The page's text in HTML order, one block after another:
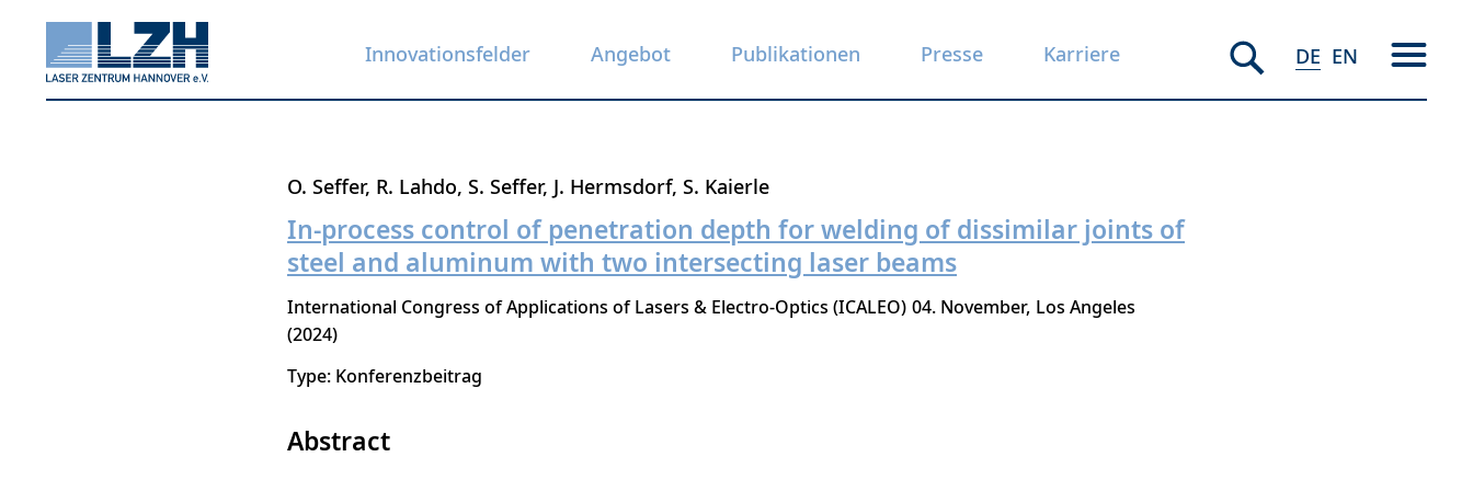
Innovationsfelder Angebot Publikationen Presse Karriere DE EN
O. Seffer R. Lahdo S. Seffer J. Hermsdorf S. Kaierle
In-process control of penetration depth for welding of dissimilar joints of
steel and aluminum with two intersecting laser beams
International Congress of Applications of Lasers & Electro-Optics (ICALEO) 04. November Los Angeles
2024
Type: Konferenzbeitrag
Abstract